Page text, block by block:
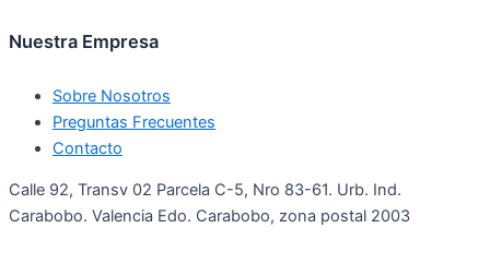
Nuestra Empresa
Sobre Nosotros
Preguntas Frecuentes
Contacto
Calle 92, Transv 02 Parcela C-5, Nro 83-61. Urb. Ind.
Carabobo. Valencia Edo. Carabobo, zona postal 2003